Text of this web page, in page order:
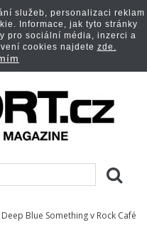
Deep Blue Something v Rock Café
služeb, personalizaci reklam
Informace, jak tyto stránky
pro sociální média, inzerci a
cookies najdete zde.